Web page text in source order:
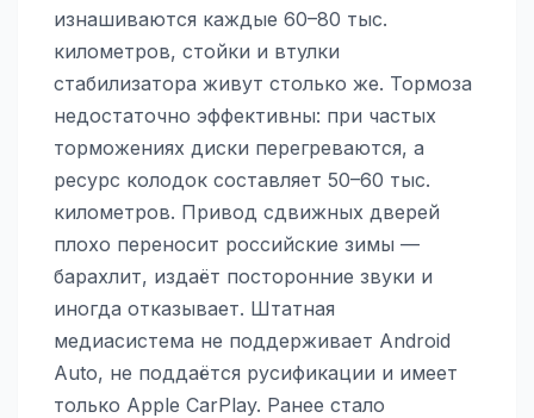
изнашиваются каждые 60–80 тыс.
километров, стойки и втулки
стабилизатора живут столько же. Тормоза
недостаточно эффективны: при частых
торможениях диски перегреваются, а
ресурс колодок составляет 50–60 тыс.
километров. Привод сдвижных дверей
плохо переносит российские зимы —
барахлит, издаёт посторонние звуки и
иногда отказывает. Штатная
медиасистема не поддерживает Android
Auto, не поддаётся русификации и имеет
только Apple CarPlay. Ранее стало